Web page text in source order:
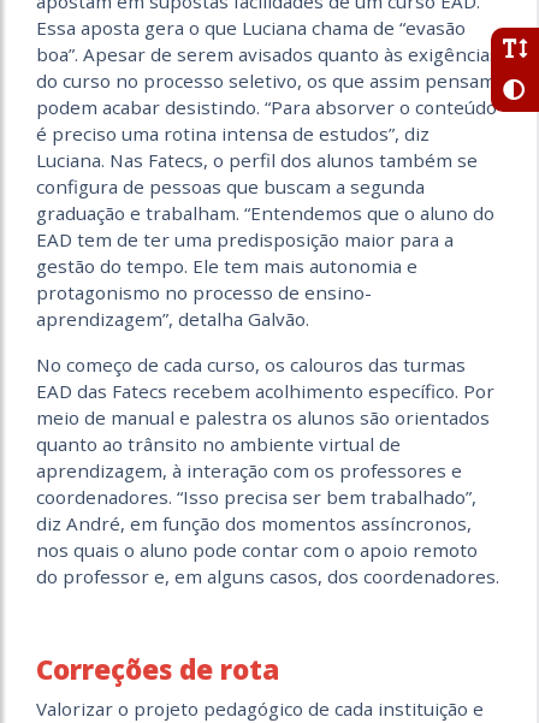
Essa aposta gera o que Luciana chama de “evasão
boa”. Apesar de serem avisados quanto às exigências
do curso no processo seletivo, os que assim pensam
podem acabar desistindo. “Para absorver o conteúdo
é preciso uma rotina intensa de estudos”, diz
Luciana. Nas Fatecs, o perfil dos alunos também se
configura de pessoas que buscam a segunda
graduação e trabalham. “Entendemos que o aluno do
EAD tem de ter uma predisposição maior para a
gestão do tempo. Ele tem mais autonomia e
protagonismo no processo de ensino-
aprendizagem”, detalha Galvão.
No começo de cada curso, os calouros das turmas
EAD das Fatecs recebem acolhimento específico. Por
meio de manual e palestra os alunos são orientados
quanto ao trânsito no ambiente virtual de
aprendizagem, à interação com os professores e
coordenadores. “Isso precisa ser bem trabalhado”,
diz André, em função dos momentos assíncronos,
nos quais o aluno pode contar com o apoio remoto
do professor e, em alguns casos, dos coordenadores.
Correções de rota
Valorizar o projeto pedagógico de cada instituição e